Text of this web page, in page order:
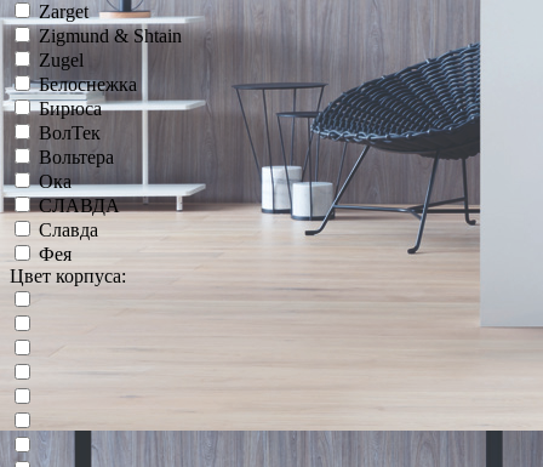
Zarget
Zigmund & Shtain
Zugel
Белоснежка
Бирюса
ВолТек
Вольтера
Ока
СЛАВДА
Славда
Фея
Цвет корпуса: